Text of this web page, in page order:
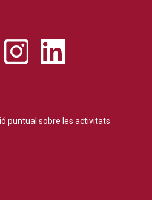
puntual sobre les activitats